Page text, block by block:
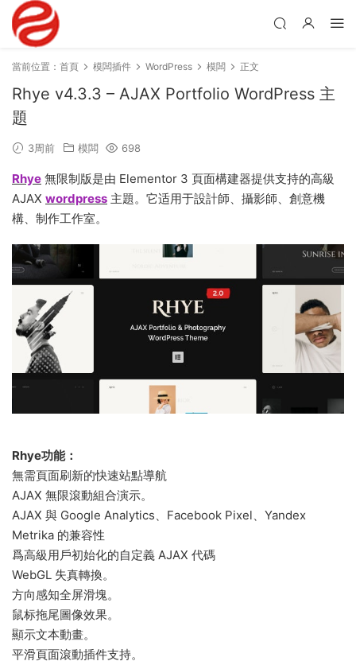
當前位置： 首頁 模闆插件 WordPress 模闆 正文
Rhye v4.3.3 – AJAX Portfolio WordPress 主
題
3周前 模闆 698
Rhye 無限制版是由 Elementor 3 頁面構建器提供支持的高級
AJAX wordpress 主題。它适用于設計師、攝影師、創意機
構、制作工作室。
Rhye功能：
無需頁面刷新的快速站點導航
AJAX 無限滾動組合演示。
AJAX 與 Google Analytics、Facebook Pixel、Yandex
Metrika 的兼容性
爲高級用戶初始化的自定義 AJAX 代碼
WebGL 失真轉換。
方向感知全屏滑塊。
鼠标拖尾圖像效果。
顯示文本動畫。
平滑頁面滾動插件支持。